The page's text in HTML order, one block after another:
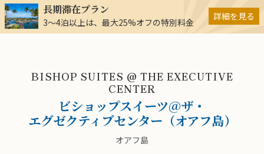
長期滞在プラン
3～4泊以上は、最大25%オフの特別料金
詳細を見る
BISHOP SUITES @ THE EXECUTIVE
CENTER
ビショップスイーツ@ザ・
エグゼクティブセンター（オアフ島）
オアフ島